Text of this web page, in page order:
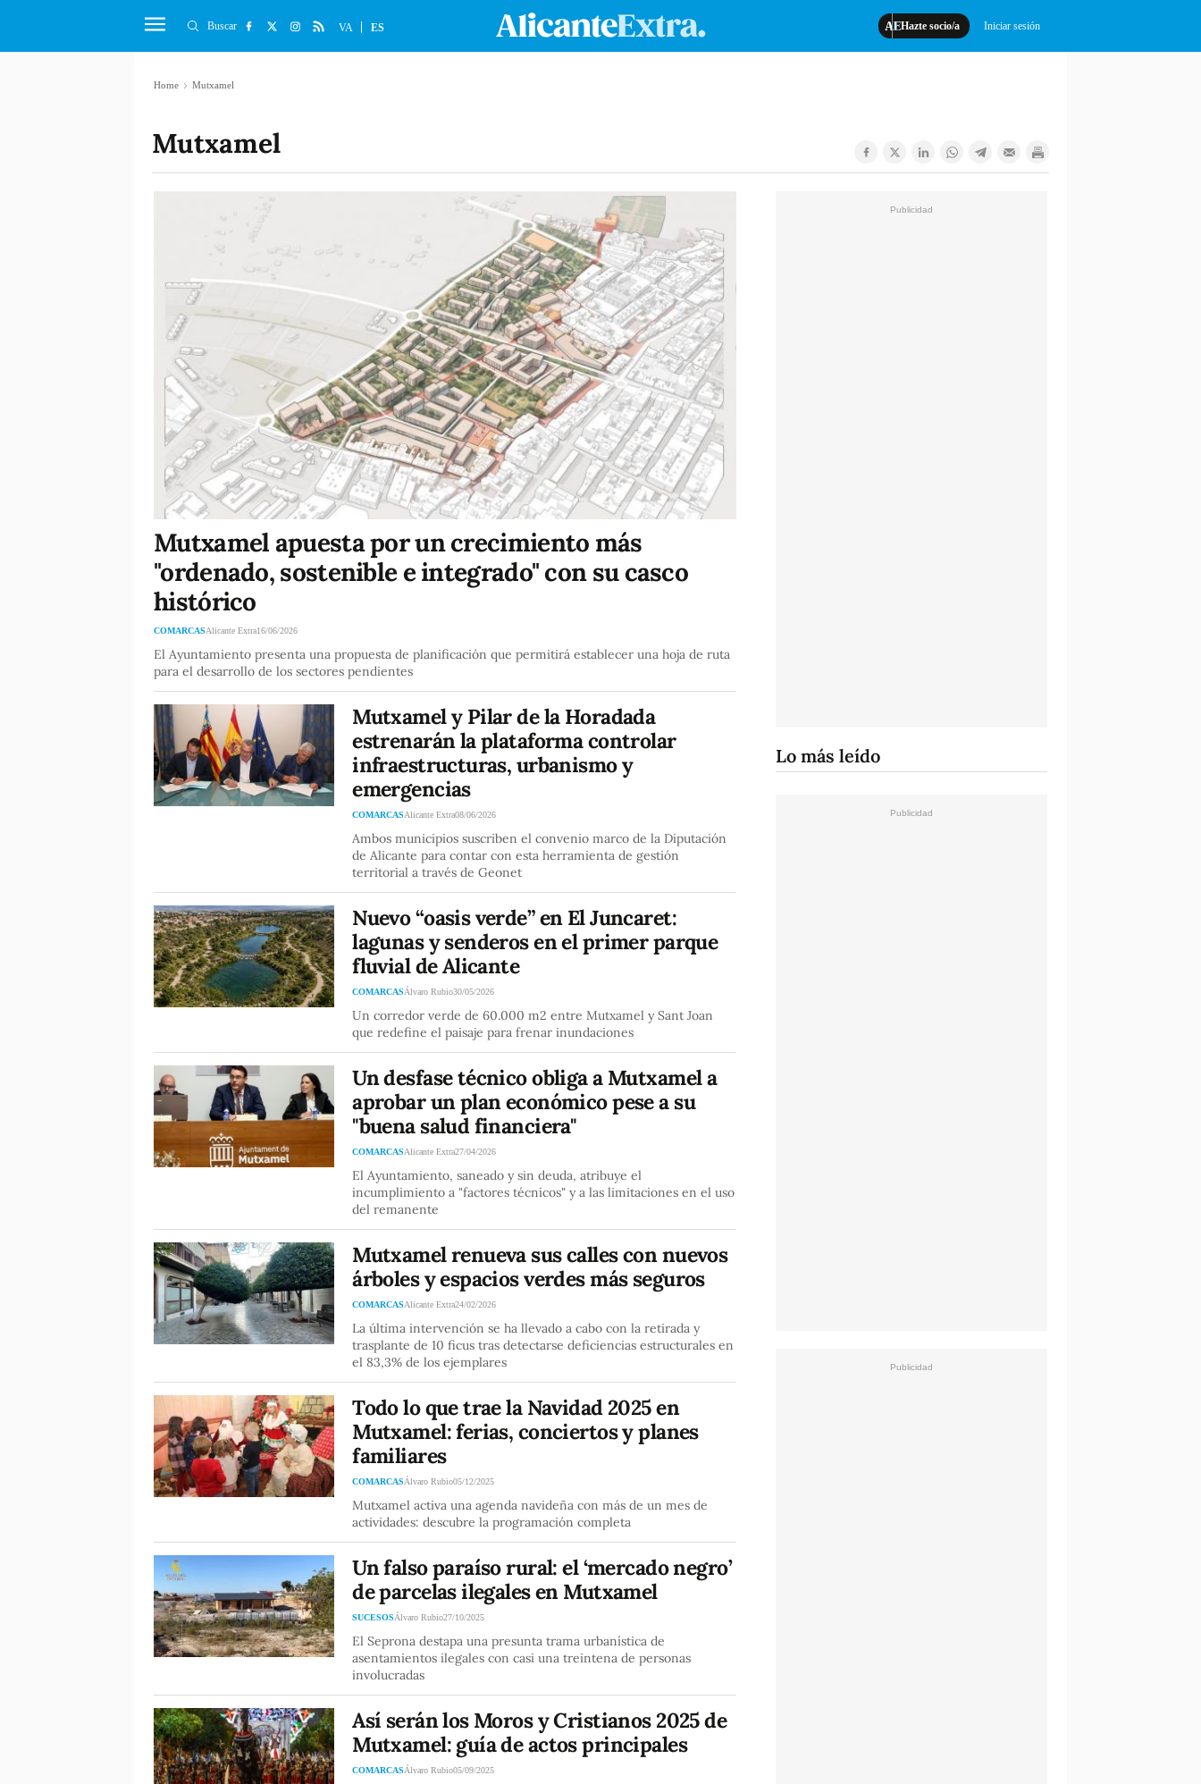
Hazte socio/a Iniciar sesión
Buscar VA ES
Home Mutxamel
Mutxamel
Mutxamel apuesta por un crecimiento más
"ordenado, sostenible e integrado" con su casco
histórico
COMARCASAlicante Extra16/06/2026
El Ayuntamiento presenta una propuesta de planificación que permitirá establecer una hoja de ruta
para el desarrollo de los sectores pendientes
Mutxamel y Pilar de la Horadada
estrenarán la plataforma controlar
infraestructuras, urbanismo y
emergencias
COMARCASAlicante Extra08/06/2026
Ambos municipios suscriben el convenio marco de la Diputación
de Alicante para contar con esta herramienta de gestión
territorial a través de Geonet
Nuevo “oasis verde” en El Juncaret:
lagunas y senderos en el primer parque
fluvial de Alicante
COMARCASÁlvaro Rubio30/05/2026
Un corredor verde de 60.000 m2 entre Mutxamel y Sant Joan
que redefine el paisaje para frenar inundaciones
Un desfase técnico obliga a Mutxamel a
aprobar un plan económico pese a su
"buena salud financiera"
COMARCASAlicante Extra27/04/2026
El Ayuntamiento, saneado y sin deuda, atribuye el
incumplimiento a "factores técnicos" y a las limitaciones en el uso
del remanente
Mutxamel renueva sus calles con nuevos
árboles y espacios verdes más seguros
COMARCASAlicante Extra24/02/2026
La última intervención se ha llevado a cabo con la retirada y
trasplante de 10 ficus tras detectarse deficiencias estructurales en
el 83,3% de los ejemplares
Todo lo que trae la Navidad 2025 en
Mutxamel: ferias, conciertos y planes
familiares
COMARCASÁlvaro Rubio05/12/2025
Mutxamel activa una agenda navideña con más de un mes de
actividades: descubre la programación completa
Un falso paraíso rural: el ‘mercado negro’
de parcelas ilegales en Mutxamel
SUCESOSÁlvaro Rubio27/10/2025
El Seprona destapa una presunta trama urbanística de
asentamientos ilegales con casi una treintena de personas
involucradas
Así serán los Moros y Cristianos 2025 de
Mutxamel: guía de actos principales
COMARCASÁlvaro Rubio05/09/2025
Lo más leído